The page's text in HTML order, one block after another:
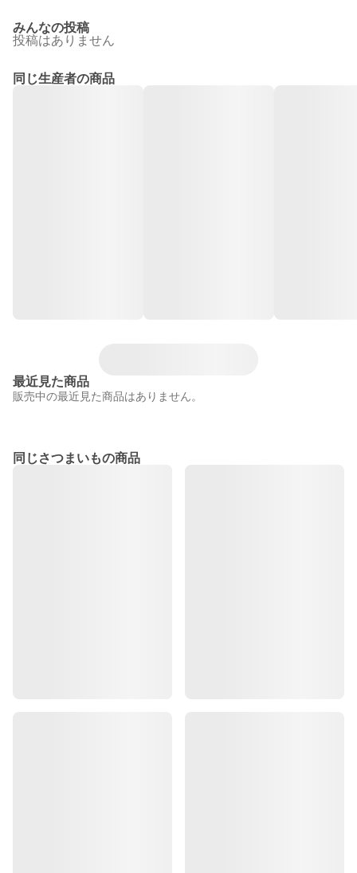
みんなの投稿
投稿はありません
同じ生産者の商品
最近見た商品
販売中の最近見た商品はありません。
同じさつまいもの商品